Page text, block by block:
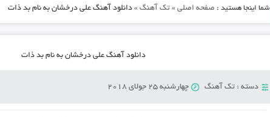
شما اینجا هستید : صفحه اصلی» تک آهنگ» دانلود آهنگ علی درخشان به نام بد ذات
دانلود آهنگ علی درخشان به نام بد ذات
دسته : تک آهنگ چهارشنبه 25 جولای 2018